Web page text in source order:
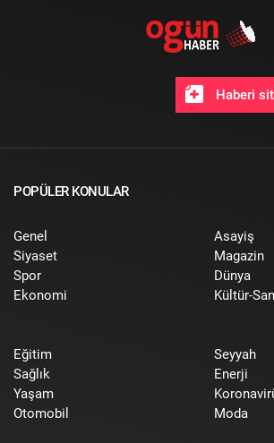
Haberi
POPÜLER KONULAR
Genel
Siyaset
Spor
Ekonomi
Asayiş
Magazin
Dünya
Kültür-
Eğitim
Sağlık
Yaşam
Otomobil
Seyyah
Enerji
Moda